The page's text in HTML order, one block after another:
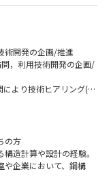
術開発の企画/推進
，利用技術開発の企画/
より技術ヒアリング(1
)
設会社との工法開発，
ト)，溶接ロボット，
industry/engineering/
の方
造計算や設計の経験。
や企業において、鋼構